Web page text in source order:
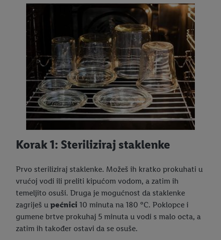
Korak 1: Steriliziraj staklenke
Prvo steriliziraj staklenke. Možeš ih kratko prokuhati u
vrućoj vodi ili preliti kipućom vodom, a zatim ih
temeljito osuši. Druga je mogućnost da staklenke
zagriješ u pećnici 10 minuta na 180 °C. Poklopce i
gumene brtve prokuhaj 5 minuta u vodi s malo octa, a
zatim ih također ostavi da se osuše.